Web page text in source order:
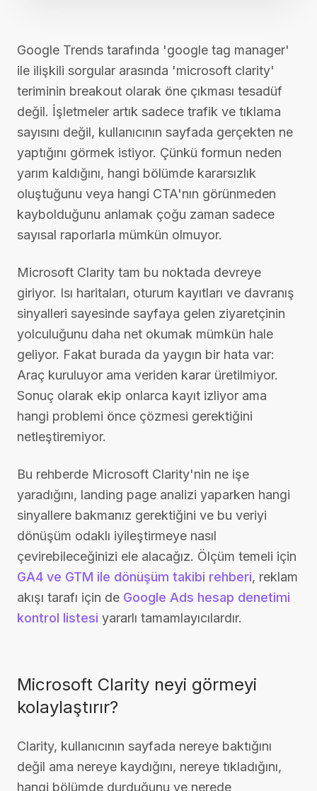
Google Trends tarafında 'google tag manager'
ile ilişkili sorgular arasında 'microsoft clarity'
teriminin breakout olarak öne çıkması tesadüf
değil. İşletmeler artık sadece trafik ve tıklama
sayısını değil, kullanıcının sayfada gerçekten ne
yaptığını görmek istiyor. Çünkü formun neden
yarım kaldığını, hangi bölümde kararsızlık
oluştuğunu veya hangi CTA'nın görünmeden
kaybolduğunu anlamak çoğu zaman sadece
sayısal raporlarla mümkün olmuyor.
Microsoft Clarity tam bu noktada devreye
giriyor. Isı haritaları, oturum kayıtları ve davranış
sinyalleri sayesinde sayfaya gelen ziyaretçinin
yolculuğunu daha net okumak mümkün hale
geliyor. Fakat burada da yaygın bir hata var:
Araç kuruluyor ama veriden karar üretilmiyor.
Sonuç olarak ekip onlarca kayıt izliyor ama
hangi problemi önce çözmesi gerektiğini
netleştiremiyor.
Bu rehberde Microsoft Clarity'nin ne işe
yaradığını, landing page analizi yaparken hangi
sinyallere bakmanız gerektiğini ve bu veriyi
dönüşüm odaklı iyileştirmeye nasıl
çevirebileceğinizi ele alacağız. Ölçüm temeli için
GA4 ve GTM ile dönüşüm takibi rehberi, reklam
akışı tarafı için de Google Ads hesap denetimi
kontrol listesi yararlı tamamlayıcılardır.
Microsoft Clarity neyi görmeyi
kolaylaştırır?
Clarity, kullanıcının sayfada nereye baktığını
değil ama nereye kaydığını, nereye tıkladığını,
hangi bölümde durduğunu ve nerede